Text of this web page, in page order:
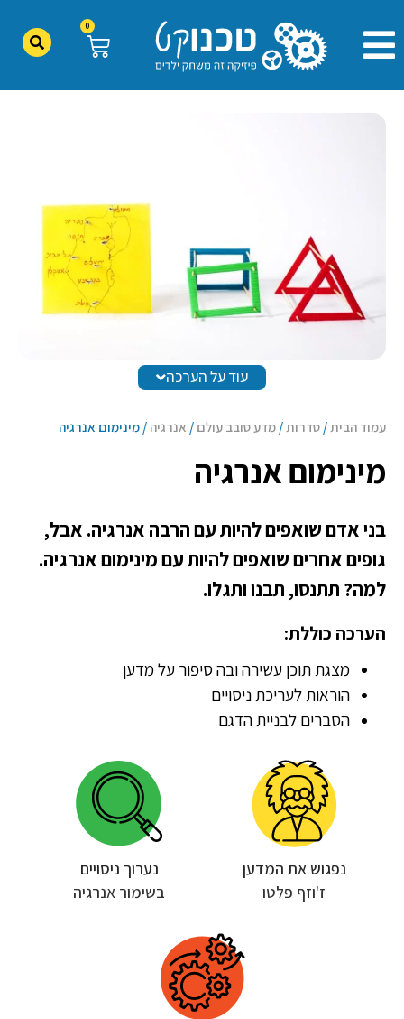
0
עוד על הערכה
עמוד הבית / סדרות / מדע סובב עולם / אנרגיה / מינימום אנרגיה
מינימום אנרגיה
בני אדם שואפים להיות עם הרבה אנרגיה. אבל,
גופים אחרים שואפים להיות עם מינימום אנרגיה.
למה? תתנסו, תבנו ותגלו.
הערכה כוללת:
מצגת תוכן עשירה ובה סיפור על מדען
הוראות לעריכת ניסויים
הסברים לבניית הדגם
נפגוש את המדען
ז'וזף פלטו
נערוך ניסויים
בשימור אנרגיה